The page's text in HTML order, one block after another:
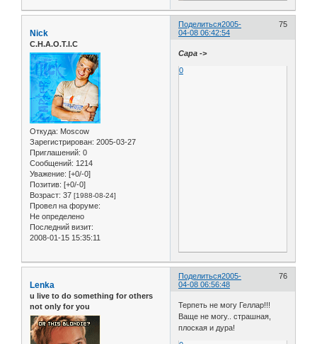
Поделиться 75
2005-
04-08 06:42:54
Nick
C.H.A.O.T.I.C
Откуда: Moscow
Зарегистрирован: 2005-03-27
Приглашений: 0
Сообщений: 1214
Уважение: [+0/-0]
Позитив: [+0/-0]
Возраст: 37 [1988-08-24]
Провел на форуме:
Не определено
Последний визит:
2008-01-15 15:35:11
Сара ->
0
Поделиться 76
2005-
04-08 06:56:48
Lenka
u live to do something for others
not only for you
Терпеть не могу Геллар!!!
Ваще не могу.. страшная,
плоская и дура!